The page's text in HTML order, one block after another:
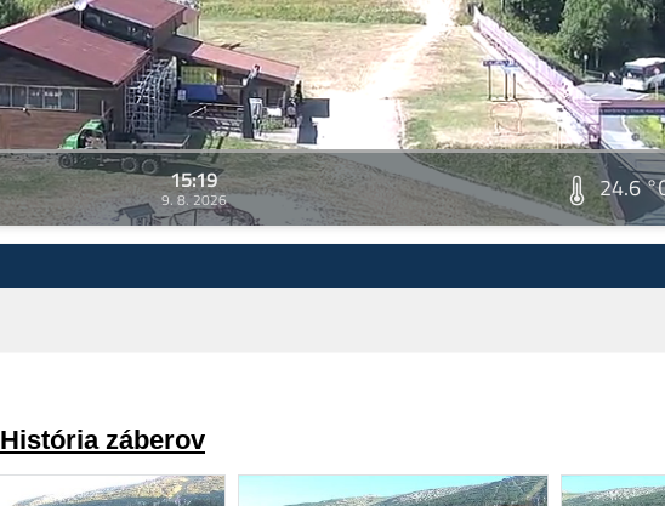
15:19
9. 8. 2026 24.6
História záberov